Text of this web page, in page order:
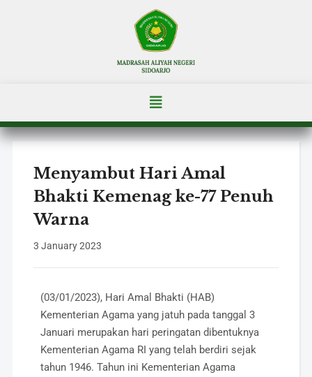
Menyambut Hari Amal
Bhakti Kemenag ke-77 Penuh
Warna
3 January 2023
(03/01/2023), Hari Amal Bhakti (HAB)
Kementerian Agama yang jatuh pada tanggal 3
Januari merupakan hari peringatan dibentuknya
Kementerian Agama RI yang telah berdiri sejak
tahun 1946. Tahun ini Kementerian Agama